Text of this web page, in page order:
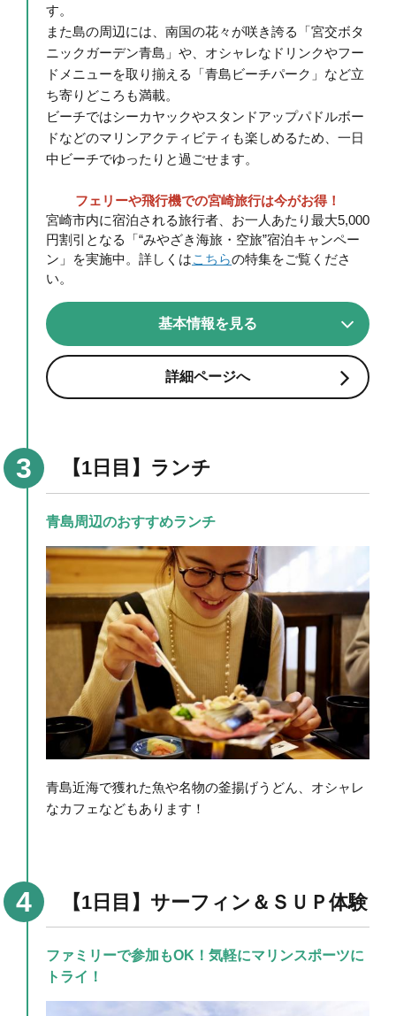
す。
また島の周辺には、南国の花々が咲き誇る「宮交ボタ
ニックガーデン青島」や、オシャレなドリンクやフー
ドメニューを取り揃える「青島ビーチパーク」など立
ち寄りどころも満載。
ビーチではシーカヤックやスタンドアップパドルボー
ドなどのマリンアクティビティも楽しめるため、一日
中ビーチでゆったりと過ごせます。
フェリーや飛行機での宮崎旅行は今がお得！
宮崎市内に宿泊される旅行者、お一人あたり最大5,000
円割引となる「“みやざき海旅・空旅”宿泊キャンペー
ン」を実施中。詳しくはこちらの特集をご覧くださ
い。
基本情報を見る
詳細ページへ
【1日目】ランチ
青島周辺のおすすめランチ
青島近海で獲れた魚や名物の釜揚げうどん、オシャレ
なカフェなどもあります！
【1日目】サーフィン＆ＳＵＰ体験
ファミリーで参加もOK！気軽にマリンスポーツに
トライ！